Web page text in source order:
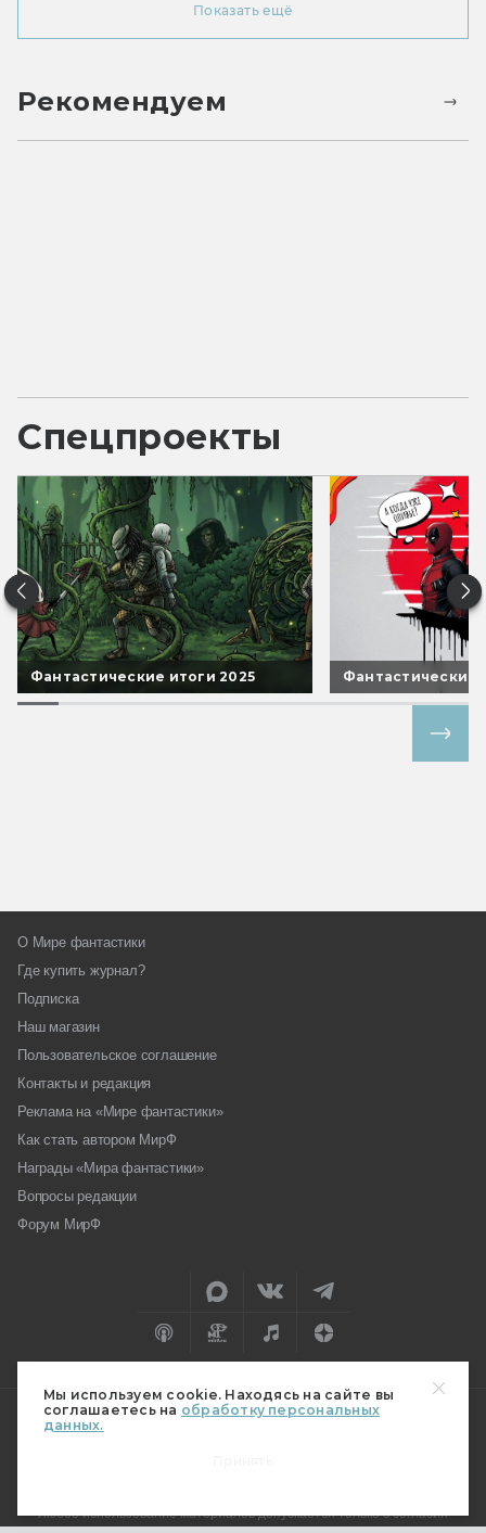
Мы используем cookie. Находясь на сайте вы
соглашаетесь на обработку персональных
данных.
Показать ещё
Рекомендуем
Спецпроекты
Фантастические итоги 2025 Фантастические
О Мире фантастики
Где купить журнал?
Подписка
Наш магазин
Пользовательское соглашение
Контакты и редакция
Реклама на «Мире фантастики»
Как стать автором МирФ
Награды «Мира фантастики»
Вопросы редакции
Форум МирФ
Любое использование материалов допускается только с согласия